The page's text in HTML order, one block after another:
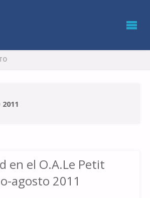
2011
en el O.A.Le Petit
agosto 2011